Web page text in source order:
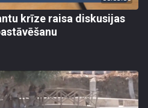
krīze raisa diskusijas